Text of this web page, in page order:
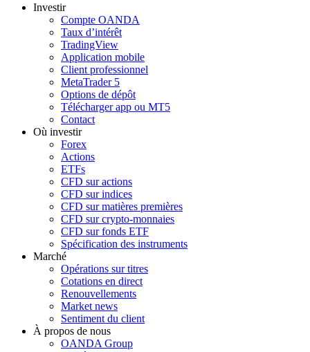
Investir
Compte OANDA
Taux d’intérêt
TradingView
Application mobile
Client professionnel
MetaTrader 5
Options de dépôt
Télécharger app ou MT5
Contact
Où investir
Forex
Actions
ETFs
CFD sur actions
CFD sur indices
CFD sur matières premières
CFD sur crypto-monnaies
CFD sur fonds ETF
Spécification des instruments
Marché
Opérations sur titres
Cotations en direct
Renouvellements
Market news
Sentiment du client
À propos de nous
OANDA Group